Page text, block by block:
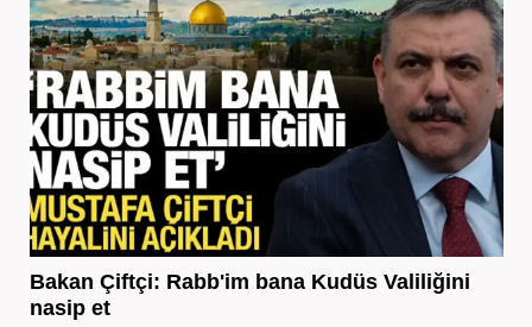
Bakan Çiftçi: Rabb'im bana Kudüs Valiliğini
nasip et